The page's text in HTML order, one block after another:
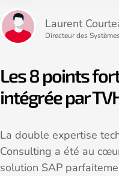
Laurent
Directeur des
Les 8 points
intégrée par
La double expertise
Consulting a été au
solution SAP